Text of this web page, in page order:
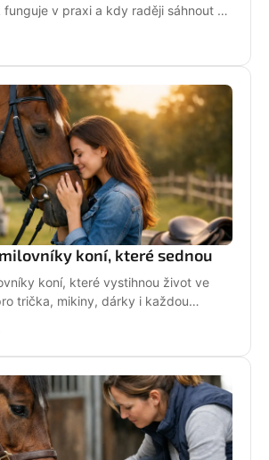
v praxi a kdy raději sáhnout po
koní, které sednou
koní, které vystihnou život ve
trička, mikiny, dárky i každou